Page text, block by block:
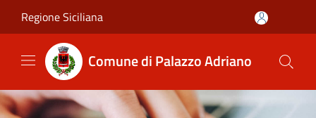
Regione Siciliana
Comune di Palazzo Adriano